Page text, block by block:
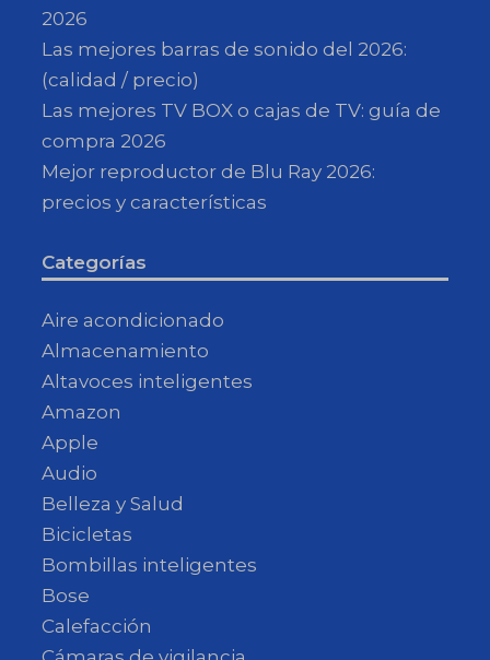
2026
Las mejores barras de sonido del 2026:
(calidad / precio)
Las mejores TV BOX o cajas de TV: guía de
compra 2026
Mejor reproductor de Blu Ray 2026:
precios y características
Categorías
Aire acondicionado
Almacenamiento
Altavoces inteligentes
Amazon
Apple
Audio
Belleza y Salud
Bicicletas
Bombillas inteligentes
Bose
Calefacción